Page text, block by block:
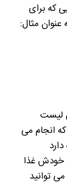
که برای
عنوان مثال:
لیست
که انجام می
خودش غذا
توانید